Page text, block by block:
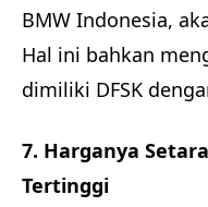
BMW Indonesia,
Hal ini bahkan
dimiliki DFSK
7. Harganya
Tertinggi